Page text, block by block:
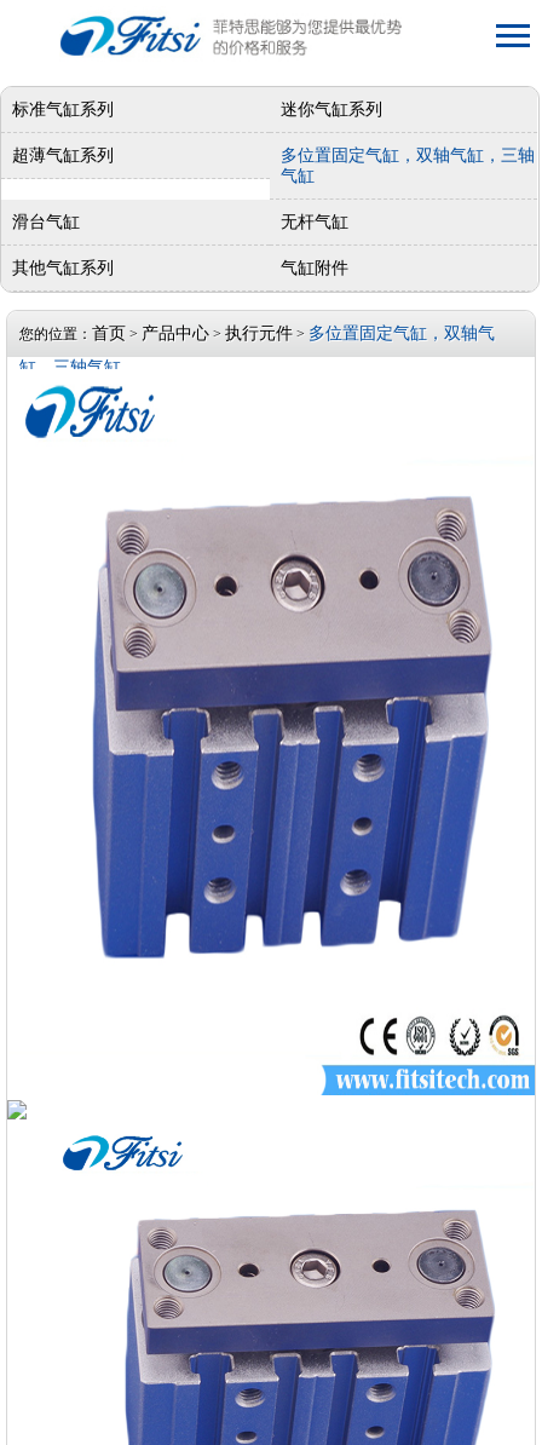
标准气缸系列 迷你气缸系列
超薄气缸系列
多位置固定气缸，双轴气缸，三轴
气缸
滑台气缸 无杆气缸
其他气缸系列 气缸附件
您的位置： 首页 > 产品中心 > 执行元件 > 多位置固定气缸，双轴气
缸，三轴气缸